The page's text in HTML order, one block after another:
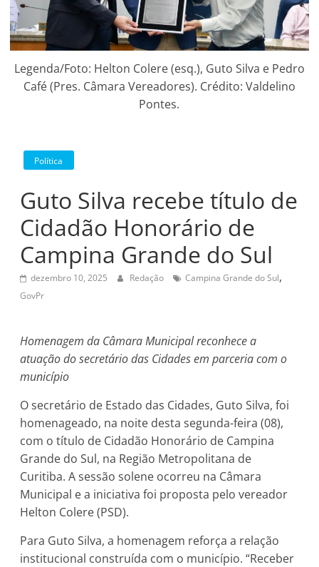
Legenda/Foto: Helton Colere (esq.), Guto Silva e Pedro
Café (Pres. Câmara Vereadores). Crédito: Valdelino
Pontes.
Política
Guto Silva recebe título de
Cidadão Honorário de
Campina Grande do Sul
dezembro 10, 2025 Redação Campina Grande do Sul,
GovPr
Homenagem da Câmara Municipal reconhece a
atuação do secretário das Cidades em parceria com o
município
O secretário de Estado das Cidades, Guto Silva, foi
homenageado, na noite desta segunda-feira (08),
com o título de Cidadão Honorário de Campina
Grande do Sul, na Região Metropolitana de
Curitiba. A sessão solene ocorreu na Câmara
Municipal e a iniciativa foi proposta pelo vereador
Helton Colere (PSD).
Para Guto Silva, a homenagem reforça a relação
institucional construída com o município. “Receber